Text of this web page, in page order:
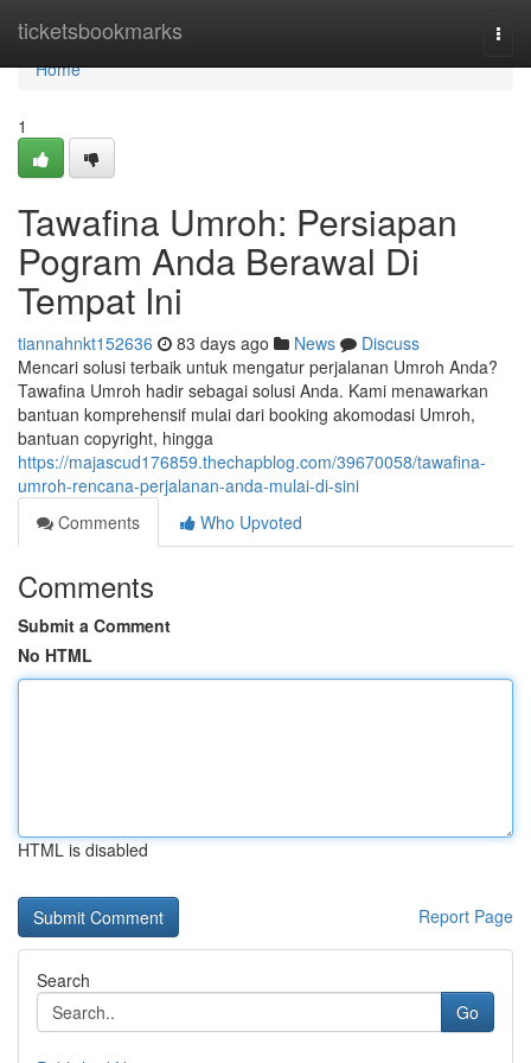
ticketsbookmarks
Home
Home
1
Tawafina Umroh: Persiapan
Pogram Anda Berawal Di
Tempat Ini
tiannahnkt152636 83 days ago News
Discuss
Mencari solusi terbaik untuk mengatur perjalanan Umroh Anda?
Tawafina Umroh hadir sebagai solusi Anda. Kami menawarkan
bantuan komprehensif mulai dari booking akomodasi Umroh,
bantuan copyright, hingga
https://majascud176859.thechapblog.com/39670058/tawafina-
umroh-rencana-perjalanan-anda-mulai-di-sini
Comments
Who Upvoted
Comments
Submit a Comment
No HTML
HTML is disabled
Report Page
Search
Go